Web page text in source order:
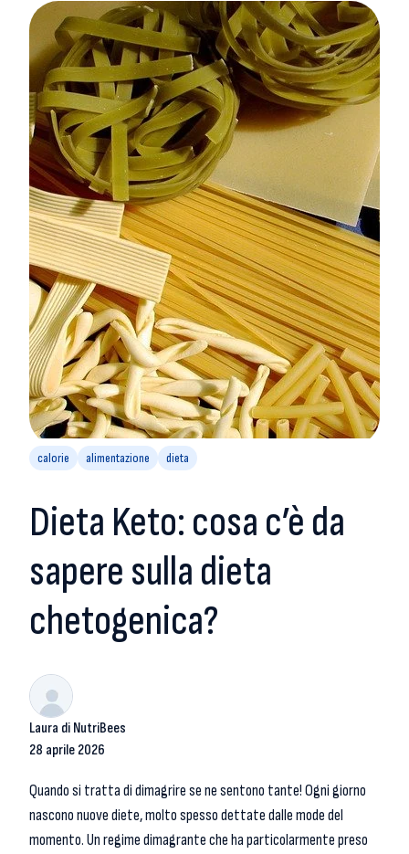
calorie alimentazione dieta
Dieta Keto: cosa c’è da
sapere sulla dieta
chetogenica?
Laura di NutriBees
28 aprile 2026
Quando si tratta di dimagrire se ne sentono tante! Ogni giorno
nascono nuove diete, molto spesso dettate dalle mode del
momento. Un regime dimagrante che ha particolarmente preso